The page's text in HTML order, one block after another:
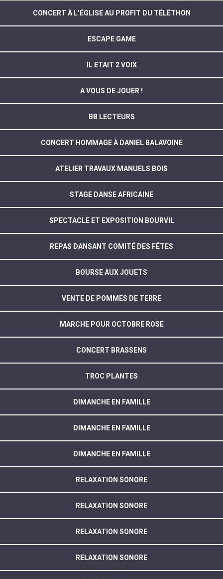
CONCERT À L’ÉGLISE AU PROFIT DU TÉLÉTHON
ESCAPE GAME
IL ETAIT 2 VOIX
A VOUS DE JOUER !
BB LECTEURS
CONCERT HOMMAGE À DANIEL BALAVOINE
ATELIER TRAVAUX MANUELS BOIS
STAGE DANSE AFRICAINE
SPECTACLE ET EXPOSITION BOURVIL
REPAS DANSANT COMITÉ DES FÊTES
BOURSE AUX JOUETS
VENTE DE POMMES DE TERRE
MARCHE POUR OCTOBRE ROSE
CONCERT BRASSENS
TROC PLANTES
DIMANCHE EN FAMILLE
DIMANCHE EN FAMILLE
DIMANCHE EN FAMILLE
RELAXATION SONORE
RELAXATION SONORE
RELAXATION SONORE
RELAXATION SONORE